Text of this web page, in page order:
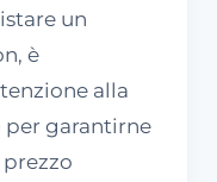
un
è
alla
garantirne